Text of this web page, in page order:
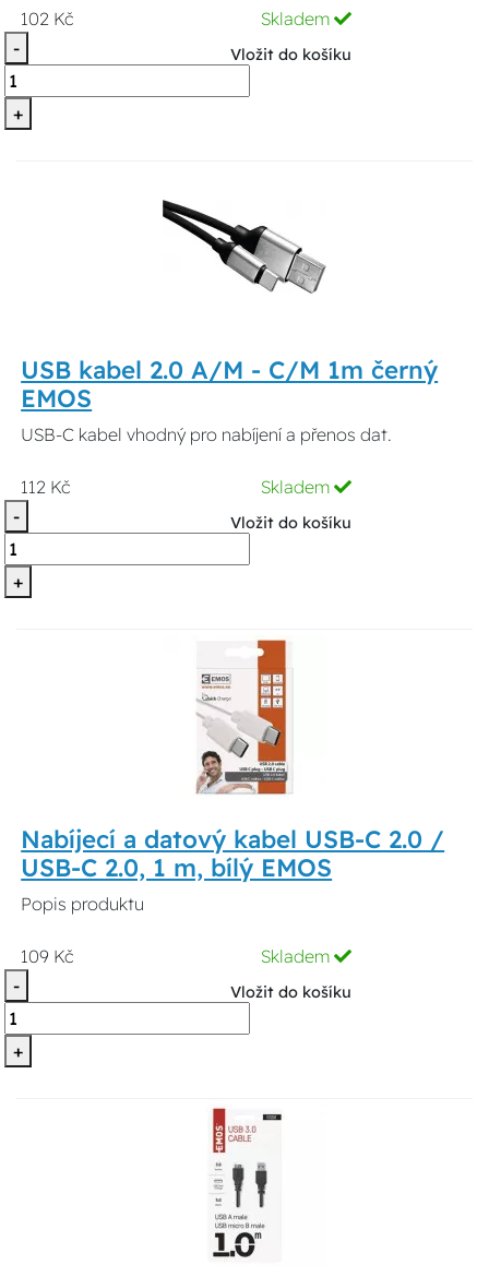
102 Kč
Skladem
-
+
Vložit do košíku
USB kabel 2.0 A/M - C/M 1m černý
EMOS
USB-C kabel vhodný pro nabíjení a přenos dat.
112 Kč
Skladem
-
+
Vložit do košíku
Nabíjecí a datový kabel USB-C 2.0 /
USB-C 2.0, 1 m, bílý EMOS
Popis produktu
109 Kč
Skladem
-
+
Vložit do košíku